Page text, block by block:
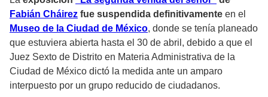
Fabián Cháirez fue suspendida definitivamente en el
Museo de la Ciudad de México, donde se tenía planeado
que estuviera abierta hasta el 30 de abril, debido a que el
Juez Sexto de Distrito en Materia Administrativa de la
Ciudad de México dictó la medida ante un amparo
interpuesto por un grupo reducido de ciudadanos.